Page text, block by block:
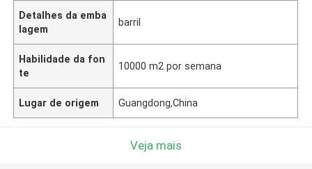
Detalhes da emba
lagem
barril
Habilidade da fon
te
10000 m2 por semana
Lugar de origem Guangdong,China
Veja mais